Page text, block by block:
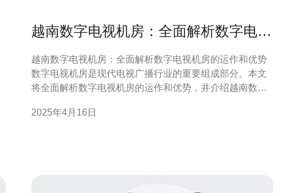
越南数字电视机房：全面解析数字电视
越南数字电视机房：全面解析数字电视机房的运作和优势
数字电视机房是现代电视广播行业的重要组成部分。本文
将全面解析数字电视机房的运作和优势，并介绍越南数字
码、解码和存储电视信号的设施。其运作过程可以分为以
2025年4月16日